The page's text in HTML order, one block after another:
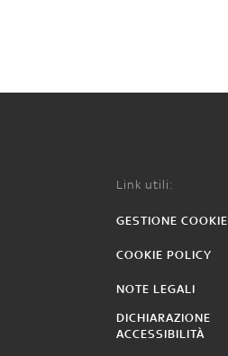
Link utili:
GESTIONE COOKIE
COOKIE POLICY
NOTE LEGALI
DICHIARAZIONE
ACCESSIBILITÀ